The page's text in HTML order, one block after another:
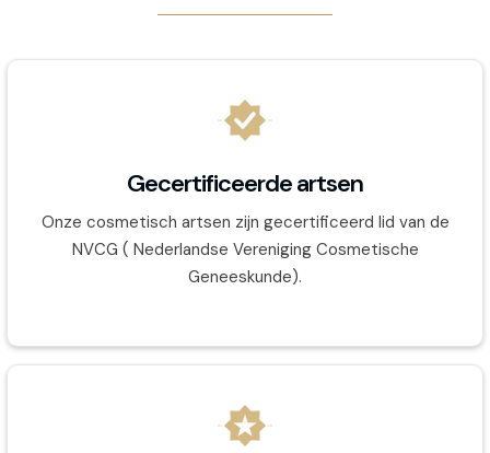
Gecertificeerde artsen
Onze cosmetisch artsen zijn gecertificeerd lid van de
NVCG ( Nederlandse Vereniging Cosmetische
Geneeskunde).